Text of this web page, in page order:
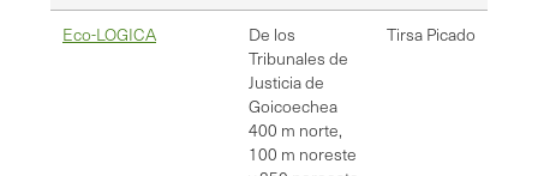
Eco-LOGICA
De los
Tribunales de
Justicia de
Goicoechea
400 m norte,
100 m noreste
Tirsa Picado